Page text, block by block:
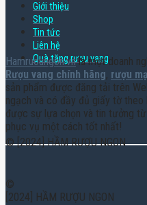
Giới thiệu
Shop
Tin tức
Liên hệ
Quà tặng rượu vang
Hamruoungon.vnlà một doanh
Rượu vang chính hãng, rượu
sản phẩm được đăng tải trên
ngạch và có đầy đủ giấy tờ theo
được sự lựa chọn và tin tưởng
phục vụ một cách tốt nhất!
© [2024] HẦM RƯỢU NGON
©
[2024] HẦM RƯỢU NGON